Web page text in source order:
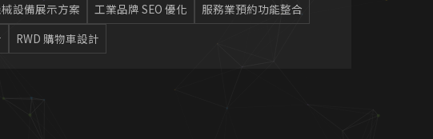
設備展示方案 工業品牌 SEO 優化
服務業預約功能整合
RWD 購物車設計